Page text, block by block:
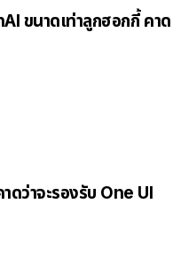
ขนาดเท่าลูกฮอกกี้ คาด
ว่าจะรองรับ One UI